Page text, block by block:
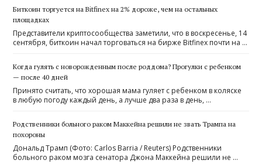
Биткоин торгуется на Bitfinex на 2% дороже, чем на остальных
площадках
Представители криптосообщества заметили, что в воскресенье, 14
сентября, биткоин начал торговаться на бирже Bitfinex почти на …
Когда гулять с новорожденным после роддома? Прогулки с ребенком
— после 40 дней
Принято считать, что хорошая мама гуляет с ребенком в коляске
в любую погоду каждый день, а лучше два раза в день, …
Родственники больного раком Маккейна решили не звать Трампа на
похороны
Дональд Трамп (Фото: Carlos Barria / Reuters) Родственники
больного раком мозга сенатора Джона Маккейна решили не …